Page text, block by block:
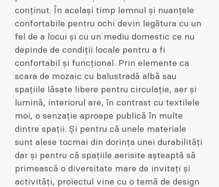
conținut. În același timp lemnul și nuanțele
confortabile pentru ochi devin legătura cu un
fel de a locui și cu un mediu domestic ce nu
depinde de condiții locale pentru a fi
confortabil și funcțional. Prin elemente ca
scara de mozaic cu balustradă albă sau
spațiile lăsate libere pentru circulație, aer și
lumină, interiorul are, în contrast cu textilele
moi, o senzație aproape publică în multe
dintre spații. Și pentru că unele materiale
sunt alese tocmai din dorința unei durabilități
dar și pentru că spațiile aerisite așteaptă să
primească o diversitate mare de invitați și
activități, proiectul vine cu o temă de design